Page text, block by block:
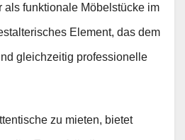
als funktionale Möbelstücke im
Element, das dem
gleichzeitig professionelle
zu mieten, bietet